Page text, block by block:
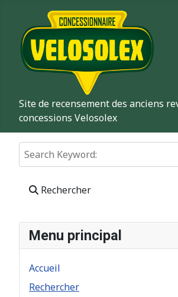
Site de recensement des anciens
concessions Velosolex
Menu principal
Accueil
Rechercher
Search Keyword:
Rechercher